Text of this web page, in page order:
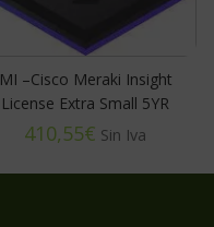
MI –Cisco Meraki Insight
License Extra Small 5YR
€